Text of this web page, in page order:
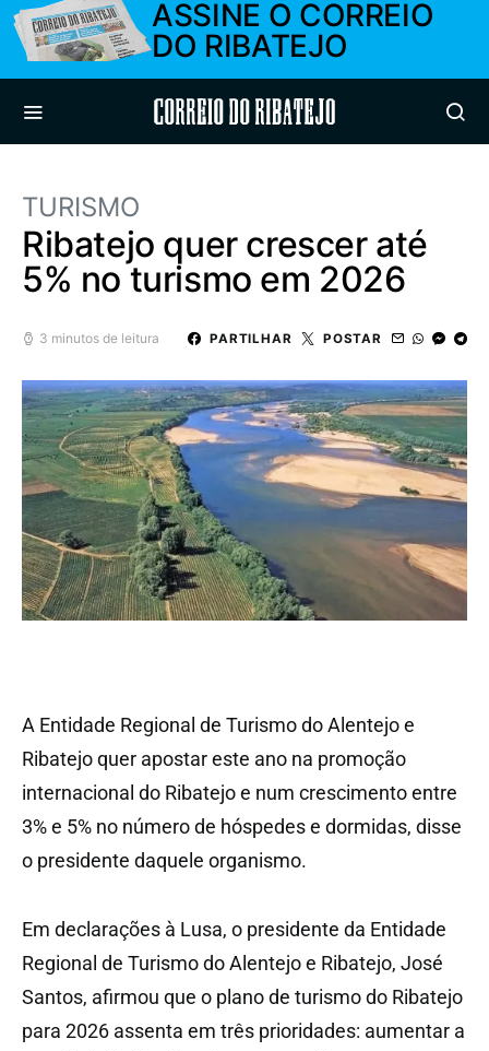
ASSINE O CORREIO
DO RIBATEJO
Correio do Ribatejo
TURISMO
Ribatejo quer crescer até
5% no turismo em 2026
3 minutos de leitura PARTILHAR POSTAR
A Entidade Regional de Turismo do Alentejo e
Ribatejo quer apostar este ano na promoção
internacional do Ribatejo e num crescimento entre
3% e 5% no número de hóspedes e dormidas, disse
o presidente daquele organismo.
Em declarações à Lusa, o presidente da Entidade
Regional de Turismo do Alentejo e Ribatejo, José
Santos, afirmou que o plano de turismo do Ribatejo
para 2026 assenta em três prioridades: aumentar a